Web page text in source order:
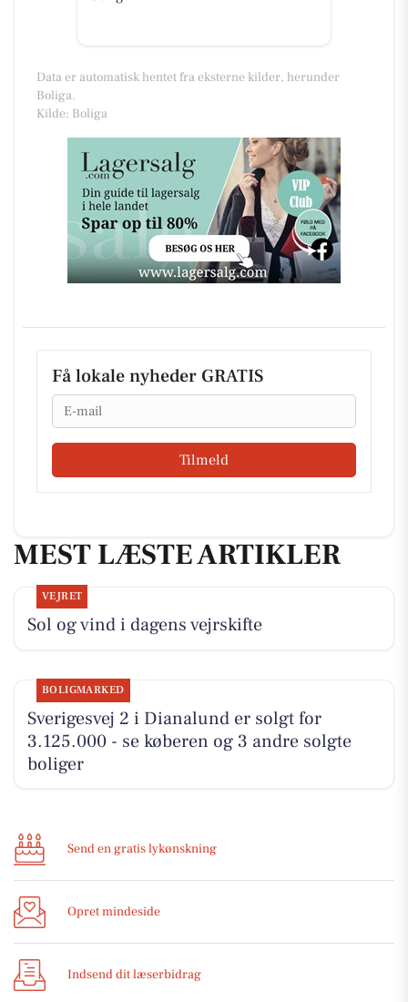
Data er automatisk hentet fra eksterne kilder, herunder
Boliga.
Kilde: Boliga
Få lokale nyheder GRATIS
Email
Tilmeld
MEST LÆSTE ARTIKLER
VEJRET
Sol og vind i dagens vejrskifte
BOLIGMARKED
Sverigesvej 2 i Dianalund er solgt for
3.125.000 - se køberen og 3 andre solgte
boliger
Send en gratis lykønskning
Opret mindeside
Indsend dit læserbidrag